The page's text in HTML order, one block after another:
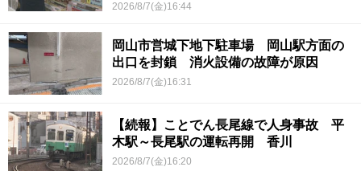
2026/8/7(金)16:44
岡山市営城下地下駐車場 岡山駅方面の
出口を封鎖 消火設備の故障が原因
2026/8/7(金)16:31
【続報】ことでん長尾線で人身事故 平
木駅～長尾駅の運転再開 香川
2026/8/7(金)16:20